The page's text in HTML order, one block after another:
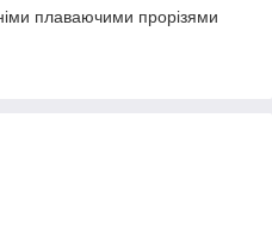
плаваючими прорізями